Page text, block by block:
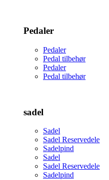
Pedaler
Pedaler
Pedal tilbehør
Pedaler
Pedal tilbehør
sadel
Sadel
Sadel Reservedele
Sadelpind
Sadel
Sadel Reservedele
Sadelpind